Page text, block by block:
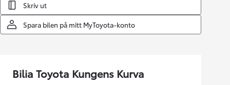
Skriv ut
Spara bilen på mitt MyToyota-konto
Bilia Toyota Kungens Kurva